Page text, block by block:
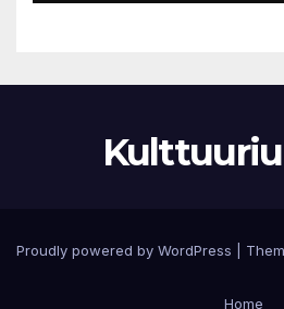
Proudly powered by WordPress
Home